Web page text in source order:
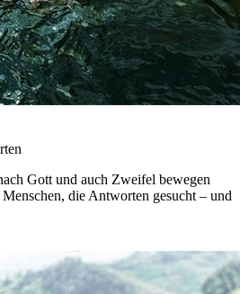
Gott und auch Zweifel bewegen
die Antworten gesucht – und